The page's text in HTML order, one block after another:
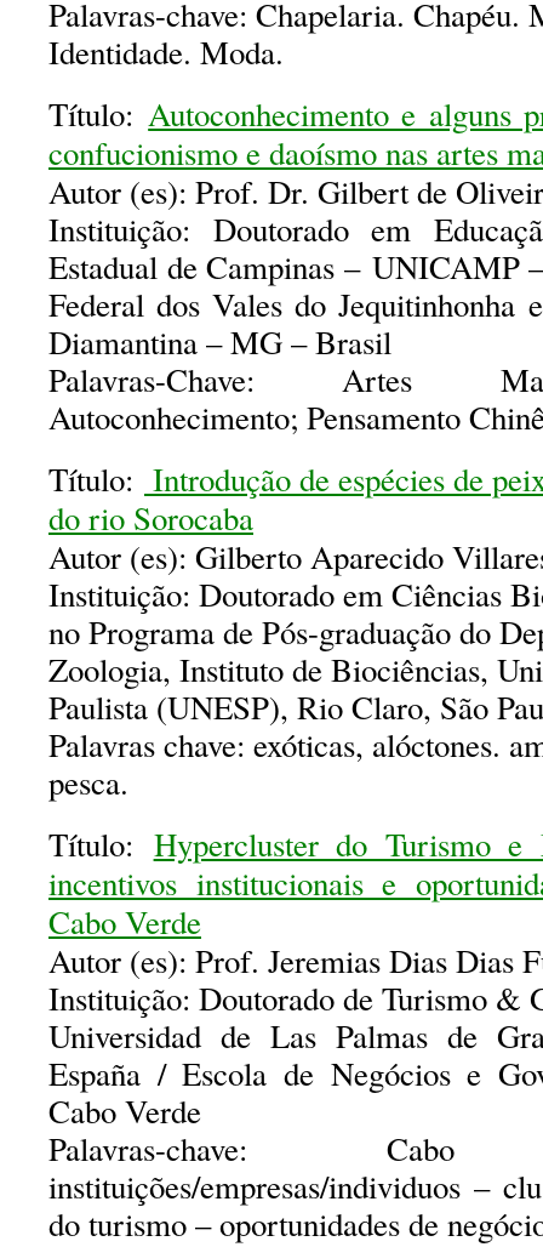
Palavras-chave: Chapelaria. Chapéu.
Identidade. Moda.
Título:Autoconhecimento e alguns
confucionismo e daoísmo nas artes
Autor (es): Prof. Dr. Gilbert de
Instituição: Doutorado em
Estadual de Campinas – UNICAMP
Federal dos Vales do
Diamantina – MG – Brasil
Palavras-Chave: Artes
Autoconhecimento; Pensamento
Título: Introdução de espécies de
do rio Sorocaba
Autor (es): Gilberto Aparecido
Instituição: Doutorado em Ciências
no Programa de Pós-graduação do
Zoologia, Instituto de Biociências,
Paulista (UNESP), Rio Claro, São
Palavras chave: exóticas, alóctones.
pesca.
Título: Hypercluster do Turismo e
incentivos institucionais e
Cabo Verde
Autor (es): Prof. Jeremias Dias Dias
Instituição: Doutorado de Turismo &
Universidad de Las Palmas de
España / Escola de Negócios e
Cabo Verde
Palavras-chave:
instituições/empresas/individuos –
do turismo – oportunidades de